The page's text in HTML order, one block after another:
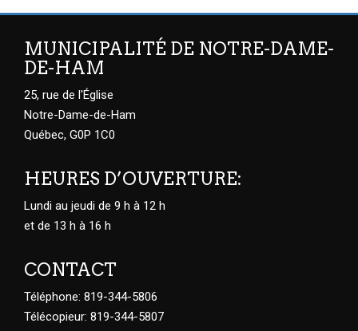
MUNICIPALITÉ DE NOTRE-DAME-
DE-HAM
25, rue de l'Église
Notre-Dame-de-Ham
Québec, G0P 1C0
HEURES D’OUVERTURE:
Lundi au jeudi de 9 h à 12 h
et de 13 h à 16 h
CONTACT
Téléphone: 819-344-5806
Télécopieur: 819-344-5807